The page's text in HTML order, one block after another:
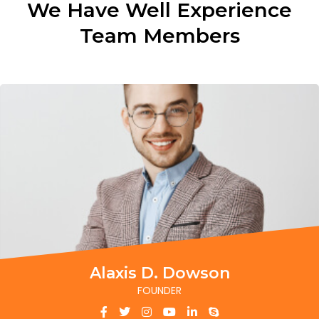
We Have Well Experience
Team Members
Alaxis D. Dowson
FOUNDER